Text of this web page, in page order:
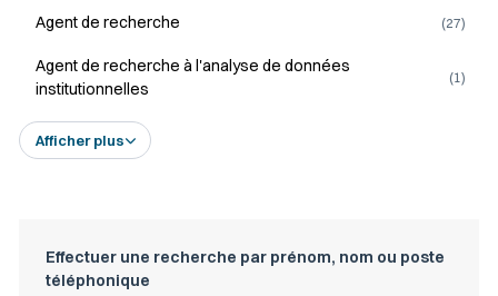
Agent de recherche (27)
Agent de recherche à l'analyse de données
institutionnelles
(1)
Afficher plus
Effectuer une recherche par prénom, nom ou poste
téléphonique